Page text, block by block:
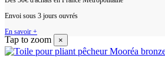
Envoi sous 3 jours ouvrés
En savoir +
Tap to zoom ×